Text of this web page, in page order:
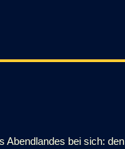
bei sich: